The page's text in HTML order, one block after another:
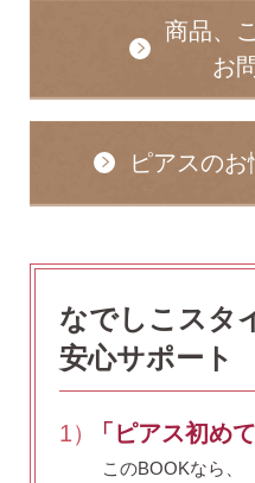
商品、
お
ピアスの
なでしこスタ
安心サポート
1） 「ピアス初め
このBOOKなら、